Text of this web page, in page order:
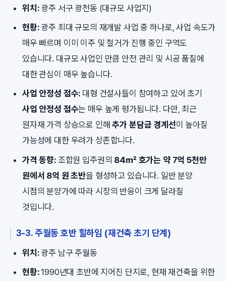
위치:광주 서구 광천동 (대규모 사업지)
현황:광주 최대 규모의 재개발 사업 중 하나로, 사업 속도가
매우 빠르며 이미 이주 및 철거가 진행 중인 구역도
있습니다. 대규모 사업인 만큼 안전 관리 및 시공 품질에
대한 관심이 매우 높습니다.
사업 안정성 점수: 대형 건설사들이 참여하고 있어 초기
사업 안정성 점수는 매우 높게 평가됩니다. 다만, 최근
원자재 가격 상승으로 인해추가 분담금 경계선이 높아질
가능성에 대한 우려가 상존합니다.
가격 동향:조합원 입주권의 84㎡ 호가는 약 7억 5천만
원에서 8억 원 초반을 형성하고 있습니다. 일반 분양
시점의 분양가에 따라 시장의 반응이 크게 달라질
것입니다.
3-3. 주월동 호반 힐하임 (재건축 초기 단계)
위치:광주 남구 주월동
현황:1990년대 초반에 지어진 단지로, 현재 재건축을 위한